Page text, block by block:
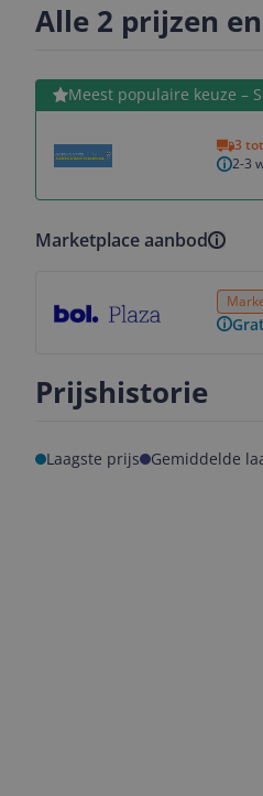
Alle 2 prijzen
Meest populaire keuze –
3
2-3
Bekijk product
Marketplace aanbod
Prijshistorie
Laagste prijs Gemiddelde